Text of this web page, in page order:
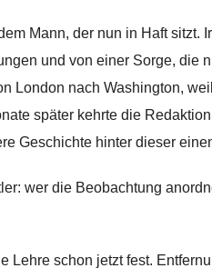
Mann, der nun in Haft sitzt.
und von einer Sorge, die
London nach Washington,
später kehrte die
Geschichte hinter dieser
wer die Beobachtung
Lehre schon jetzt fest.